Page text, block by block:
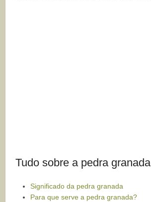
Tudo sobre a pedra granada
Significado da pedra granada
Para que serve a pedra granada?